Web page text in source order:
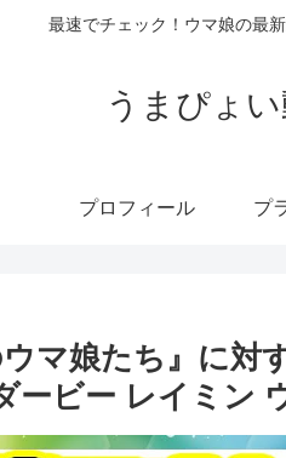
最速でチェック！ウマ娘の最
うまぴょ
プロフィール プ
マ娘たち』に対
ービー レイミン